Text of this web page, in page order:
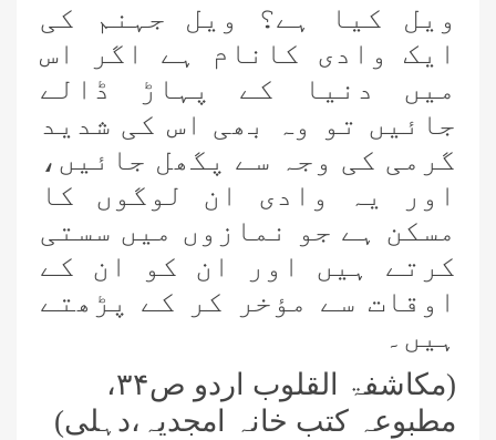
ویل کیا ہے؟ ویل جہنم کی
ایک وادی کانام ہے اگر اس
میں دنیا کے پہاڑ ڈالے
جائیں تو وہ بھی اس کی شدید
گرمی کی وجہ سے پگھل جائیں،
اور یہ وادی ان لوگوں کا
مسکن ہے جو نمازوں میں سستی
کرتے ہیں اور ان کو ان کے
اوقات سے مؤخر کر کے پڑھتے
ہیں۔
(مکاشفۃ القلوب اردو ص۳۴،
مطبوعہ کتب خانہ امجدیہ،دہلی)